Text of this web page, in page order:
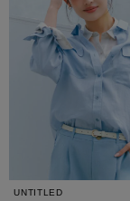
UNTITLED